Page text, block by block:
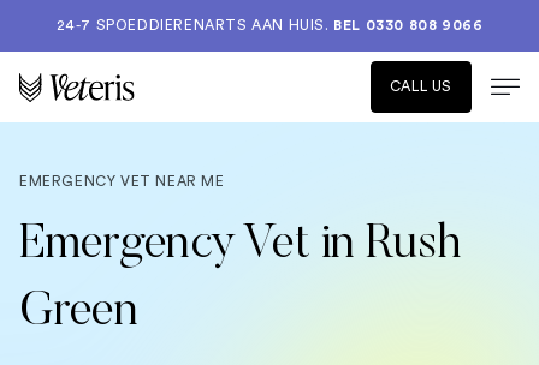
24-7 SPOEDDIERENARTS AAN HUIS. BEL 0330 808 9066
CALL US
EMERGENCY VET NEAR ME
Emergency Vet in Rush
Green